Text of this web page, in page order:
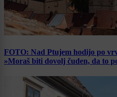
FOTO: Nad Ptujem hodijo po
»Moraš biti dovolj čuden, da to